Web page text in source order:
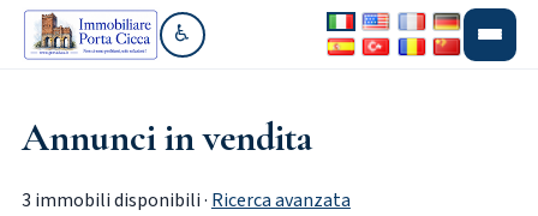
♿Vai alla sezione accessibilità
Annunci in vendita
3 immobili disponibili · Ricerca avanzata